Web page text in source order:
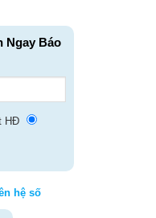
Ngay Báo
HĐ
hệ số